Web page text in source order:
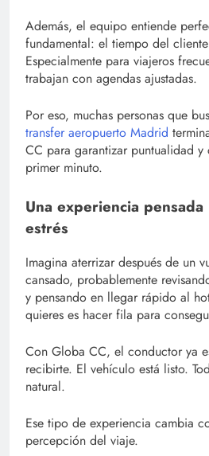
Además, el equipo entiende
fundamental: el tiempo del
Especialmente para viajeros
trabajan con agendas ajustadas.
Por eso, muchas personas que
transfer aeropuerto Madrid
CC para garantizar puntualidad
primer minuto.
Una experiencia
estrés
Imagina aterrizar después de un
cansado, probablemente
y pensando en llegar rápido al
quieres es hacer fila para
Con Globa CC, el conductor ya
recibirte. El vehículo está listo.
natural.
Ese tipo de experiencia cambia
percepción del viaje.